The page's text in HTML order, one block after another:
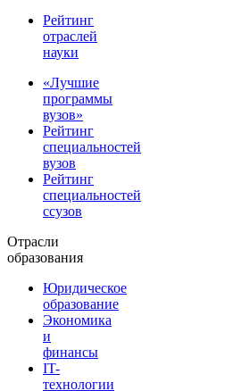
Рейтинг
отраслей
науки
«Лучшие
программы
вузов»
Рейтинг
специальностей
вузов
Рейтинг
специальностей
ссузов
Отрасли
образования
Юридическое
образование
Экономика
и
финансы
IT-
технологии